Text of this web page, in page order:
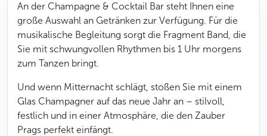
An der Champagne & Cocktail Bar steht Ihnen eine
große Auswahl an Getränken zur Verfügung. Für die
musikalische Begleitung sorgt die Fragment Band, die
Sie mit schwungvollen Rhythmen bis 1 Uhr morgens
zum Tanzen bringt.
Und wenn Mitternacht schlägt, stoßen Sie mit einem
Glas Champagner auf das neue Jahr an – stilvoll,
festlich und in einer Atmosphäre, die den Zauber
Prags perfekt einfängt.